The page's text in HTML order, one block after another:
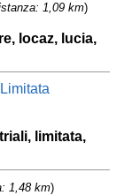
1,09 km)
locaz, lucia,
limitata,
1,48 km)